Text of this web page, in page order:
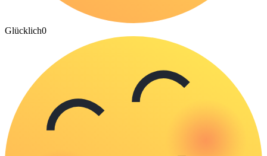
Glücklich0